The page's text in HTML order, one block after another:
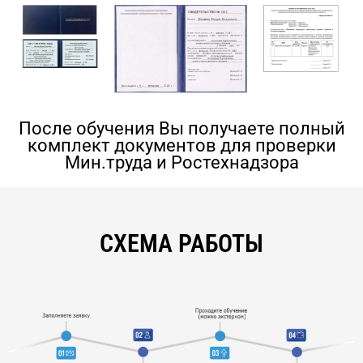
После обучения Вы получаете полный
комплект документов для проверки
Мин.труда и Ростехнадзора
СХЕМА РАБОТЫ